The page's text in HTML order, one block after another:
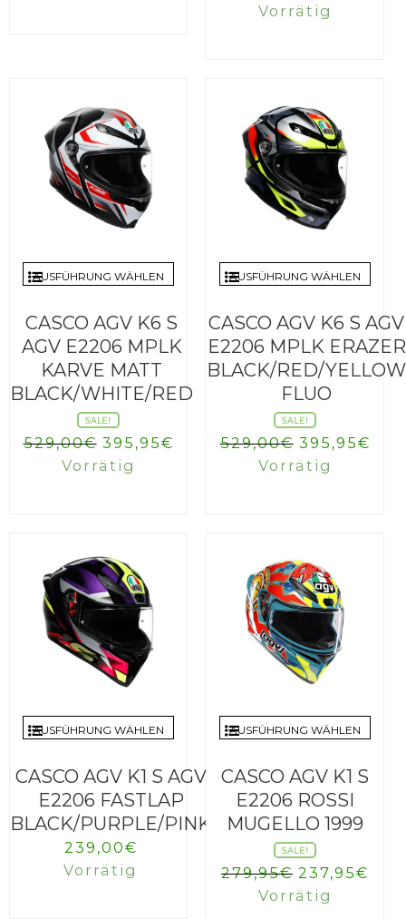
Preis
Vorrätig
AUSFÜHRUNG WÄHLEN
CASCO AGV K6 S
AGV E2206 MPLK
KARVE MATT
BLACK/WHITE/RED
SALE!
529,00€ Ursprünglicher
Preis
395,95€ Aktueller
Vorrätig
AUSFÜHRUNG WÄHLEN
CASCO AGV K6 S AGV
E2206 MPLK ERAZER
BLACK/RED/YELLOW
FLUO
SALE!
529,00€
Preis
395,95€
Vorrätig
AUSFÜHRUNG WÄHLEN
CASCO AGV K1 S AGV
E2206 FASTLAP
BLACK/PURPLE/PINK
239,00€
Vorrätig
AUSFÜHRUNG WÄHLEN
CASCO AGV K1 S
E2206 ROSSI
MUGELLO 1999
SALE!
279,95€
Preis
237,95€
Vorrätig